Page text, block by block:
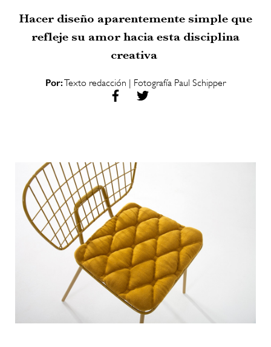
Hacer diseño aparentemente simple que
refleje su amor hacia esta disciplina
creativa
Por:Texto redacción | Fotografía Paul Schipper